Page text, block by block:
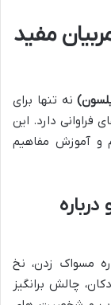
مفید
نه تنها برای
فراوانی دارد. این
و آموزش مفاهیم
مسواک زدن، نخ
چالش برانگیز